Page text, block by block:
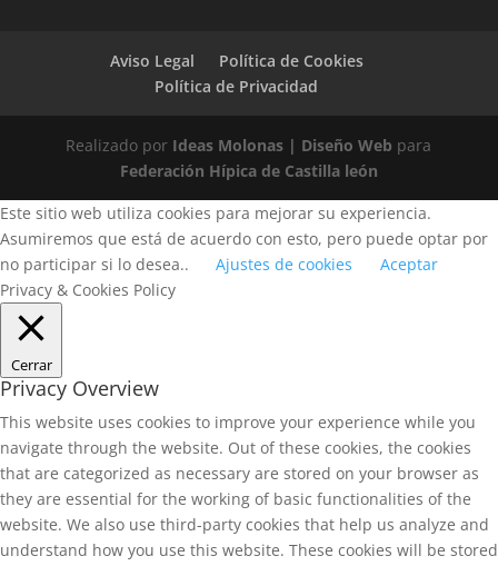
Aviso Legal
Política de Cookies
Política de Privacidad
Realizado por Ideas Molonas | Diseño Web para
Federación Hípica de Castilla león
Este sitio web utiliza cookies para mejorar su experiencia.
Asumiremos que está de acuerdo con esto, pero puede optar por
no participar si lo desea..
Ajustes de cookies
Aceptar
Privacy & Cookies Policy
Cerrar
Privacy Overview
This website uses cookies to improve your experience while you
navigate through the website. Out of these cookies, the cookies
that are categorized as necessary are stored on your browser as
they are essential for the working of basic functionalities of the
website. We also use third-party cookies that help us analyze and
understand how you use this website. These cookies will be stored